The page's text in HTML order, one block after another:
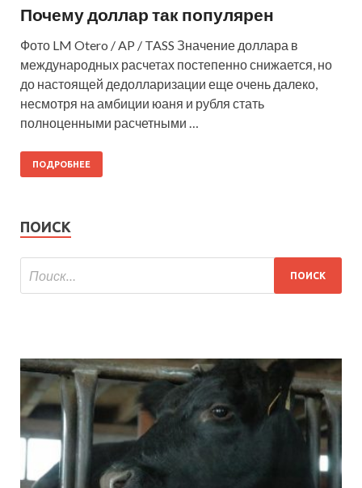
Почему доллар так популярен
Фото LM Otero / AP / TASS Значение доллара в
международных расчетах постепенно снижается, но
до настоящей дедолларизации еще очень далеко,
несмотря на амбиции юаня и рубля стать
полноценными расчетными …
ПОДРОБНЕЕ
ПОИСК